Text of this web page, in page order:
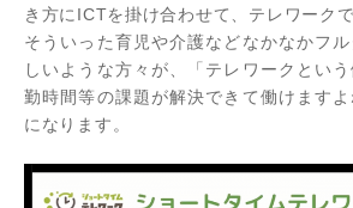
き方にICTを掛け合わせて、テレワーク
そういった育児や介護などなかなかフ
しいような方々が、「テレワークとい
勤時間等の課題が解決できて働けます
になります。